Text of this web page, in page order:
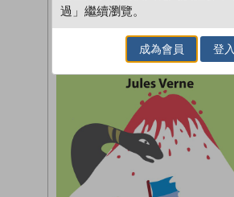
過」繼續瀏覽。
成為會員 登入